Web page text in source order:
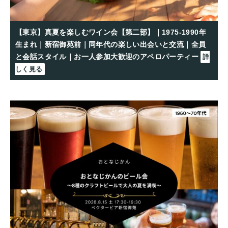
【東京】真夏を楽しむワイン会【第二部】｜1975-1990年
生まれ｜新宿御苑前｜同年代の楽しい出会いと交流｜全員
と会話スタイル｜お一人参加大歓迎のアペロパーティー 詳
しく見る